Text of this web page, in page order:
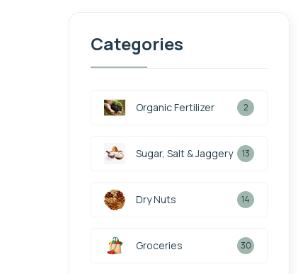
Categories
Organic Fertilizer 2
Sugar, Salt & Jaggery 13
Dry Nuts 14
Groceries 30